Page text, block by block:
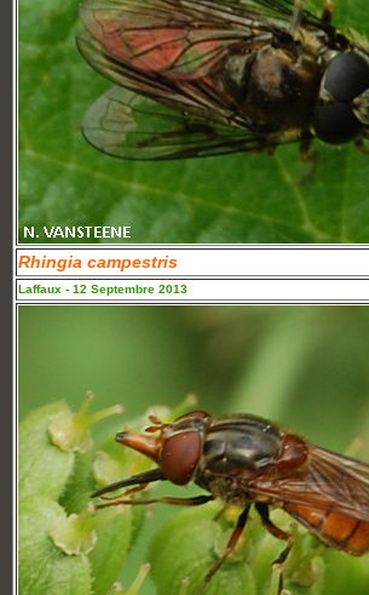
Rhingia campestris
Laffaux - 12 Septembre 2013